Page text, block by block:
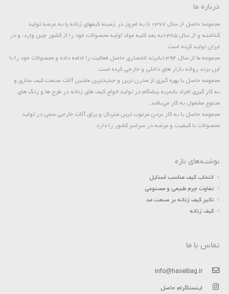
درباره ما
مجموعه حاصل از سال 1367 تا به امروز در زمینه کیفهای زنانه پا به عرصه تولید
گذاشته و از سال 1385به بعد کلیه مواد اولیه محصولات خود را از کشور چین وارد، و در
ایران تولید کرده است .
مجموعه ما از سال 1394بابرند انحصاری حاصل فعالیت را ادامه داده و محصولات خود را با
این برند روانه بازار های داخلی و خارجی کرده است .
مجموعه حاصل با بهره گیری از مدرن ترین و جدیدترین ماشین آلات صنعت کیف سازی و
به کار گیری افراد باتجربه پیشگام در تولید انواع کیف های زنانه در طرح ها و رنگ های
متنوع مشغول به کار می‌باشد .
مجموعه حاصل با به کار بردن مرغوب ترین متریال و یراق آلات خارجی سعی در تولید
محصولات با کیفیت و عرضه در سراسر کشور را دارد.
نوشته‌های تازه
انتخاب کیف مناسب استایل
تفاوت چرم طبیعی و مصنوعی
تاثیر کیف زنانه بر صنعت مد
کیف زنانه
تماس با ما
info@haselbag.ir
اینستاگرام حاصل